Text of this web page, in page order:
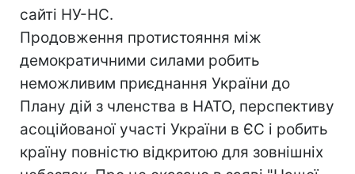
сайті НУ-НС.
Продовження протистояння між
демократичними силами робить
неможливим приєднання України до
Плану дій з членства в НАТО, перспективу
асоційованої участі України в ЄС і робить
країну повністю відкритою для зовнішніх